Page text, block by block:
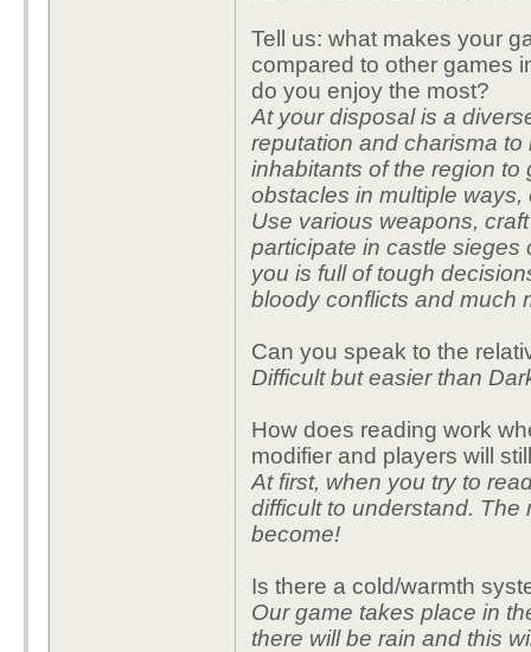
Tell us: what makes your
compared to other games
do you enjoy the most?
At your disposal is a
reputation and charisma
inhabitants of the region
obstacles in multiple
Use various weapons,
participate in castle sieges
you is full of tough
bloody conflicts and much
Can you speak to the
Difficult but easier than
How does reading work
modifier and players will
At first, when you try to
difficult to understand. The
become!
Is there a cold/warmth
Our game takes place in
there will be rain and this